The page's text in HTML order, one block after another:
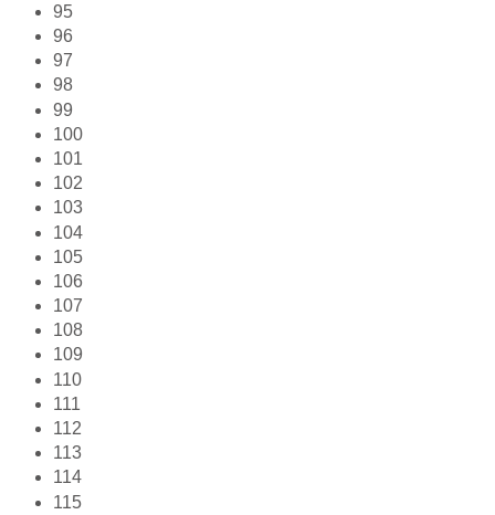
95
96
97
98
99
100
101
102
103
104
105
106
107
108
109
110
111
112
113
114
115